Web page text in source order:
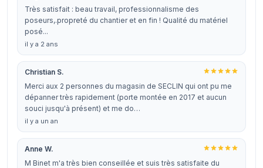
Très satisfait : beau travail, professionnalisme des
poseurs,.propreté du chantier et en fin ! Qualité du matériel
posé...
il y a 2 ans
Christian S.
Merci aux 2 personnes du magasin de SECLIN qui ont pu me
dépanner très rapidement (porte montée en 2017 et aucun
souci jusqu'à présent) et me do…
il y a un an
Anne W.
M Binet m'a très bien conseillée et suis très satisfaite du